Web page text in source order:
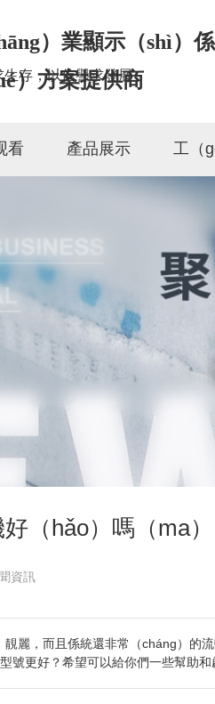
）業顯示（shì）
）方案提供商
生存，以信譽求發展
看 產品展示 工（
（hǎo）嗎（ma
資訊
麗，而且係統還非常（cháng）
號更好？希望可以給你們一些幫助和